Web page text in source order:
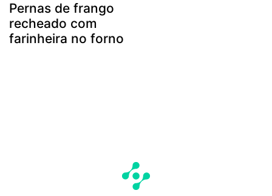
Pernas de frango
recheado com
farinheira no forno